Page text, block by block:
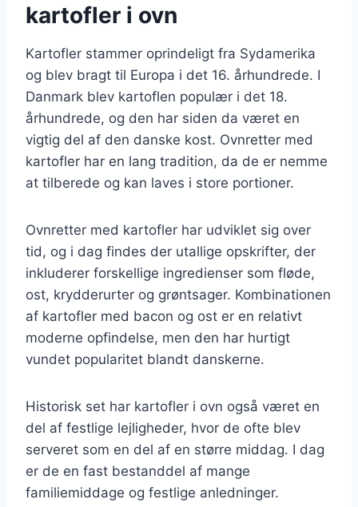
kartofler i ovn
Kartofler stammer oprindeligt fra Sydamerika
og blev bragt til Europa i det 16. århundrede. I
Danmark blev kartoflen populær i det 18.
århundrede, og den har siden da været en
vigtig del af den danske kost. Ovnretter med
kartofler har en lang tradition, da de er nemme
at tilberede og kan laves i store portioner.
Ovnretter med kartofler har udviklet sig over
tid, og i dag findes der utallige opskrifter, der
inkluderer forskellige ingredienser som fløde,
ost, krydderurter og grøntsager. Kombinationen
af kartofler med bacon og ost er en relativt
moderne opfindelse, men den har hurtigt
vundet popularitet blandt danskerne.
Historisk set har kartofler i ovn også været en
del af festlige lejligheder, hvor de ofte blev
serveret som en del af en større middag. I dag
er de en fast bestanddel af mange
familiemiddage og festlige anledninger.